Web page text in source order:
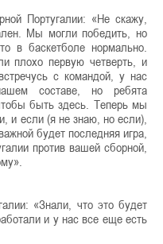
Португалии: «Не скажу,
Мы могли победить, но
в баскетболе нормально.
плохо первую четверть, и
с командой, у нас
составе, но ребята
быть здесь. Теперь мы
и если (я не знаю, но если),
будет последняя игра,
против вашей сборной,
«Знали, что это будет
и у нас все еще есть